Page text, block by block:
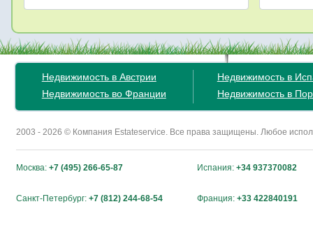
Недвижимость в Австрии
Недвижимость во Франции
Недвижимость в
Недвижимость в
2003 - 2026 © Компания Estateservice. Все права защищены. Любое
Москва: +7 (495) 266-65-87 Испания: +34 937370082
Санкт-Петербург: +7 (812) 244-68-54 Франция: +33 422840191